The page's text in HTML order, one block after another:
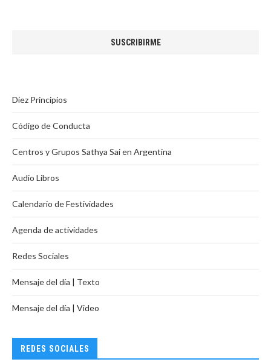
Diez Principios
Código de Conducta
Centros y Grupos Sathya Sai en Argentina
Audio Libros
Calendario de Festividades
Agenda de actividades
Redes Sociales
Mensaje del día | Texto
Mensaje del día | Video
REDES SOCIALES